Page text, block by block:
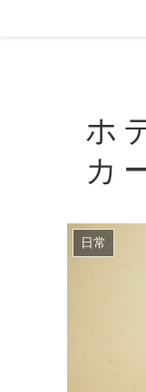
ホ
カ
日常